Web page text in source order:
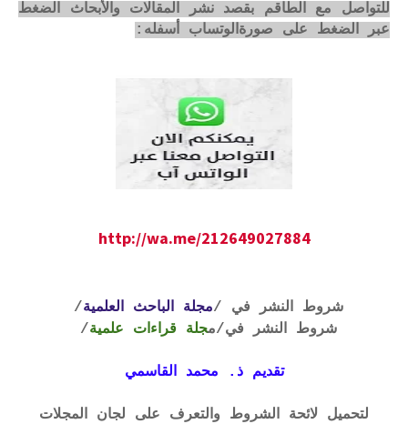
للتواصل مع الطاقم بقصد نشر المقالات والأبحاث الضغط
عبر الضغط على صورةالوتساب أسفله:
http://wa.me/212649027884
شروط النشر في /مجلة الباحث العلمية/
شروط النشر في/مجلة قراءات علمية/
تقديم ذ. محمد القاسمي
لتحميل لائحة الشروط والتعرف على لجان المجلات